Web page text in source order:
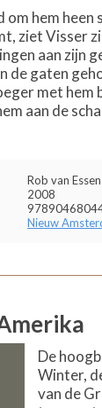
om hem
ziet Visser
aan zijn
de gaten
met hem
aan de
Rob van Essen
2008
Nieuw
De
Winter,
van de